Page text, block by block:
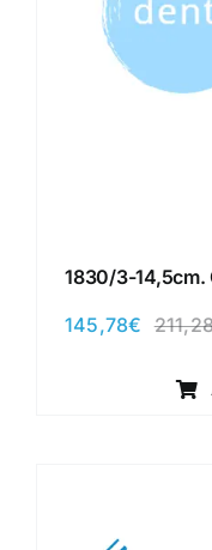
1830/3-14,5cm.
145,78€